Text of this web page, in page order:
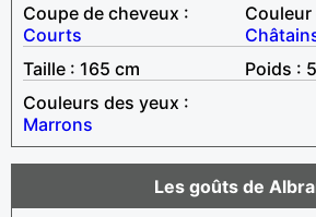
Coupe de cheveux :
Courts
Couleur
Taille : 165 cm
Poids :
Couleurs des yeux :
Marrons
Les goûts de